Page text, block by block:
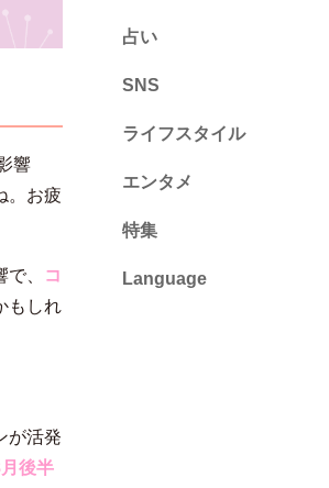
響
。お疲
、
コ
もしれ
が活発
後半
診断
占い
心理テスト
SNS
ライフスタイル
推し活
カルチャー・暮らし
エンタメ
特集
Language